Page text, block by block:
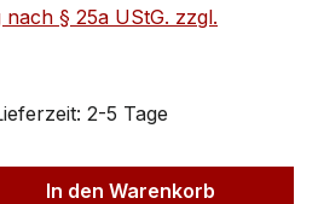
§ 25a UStG. zzgl.
2-5 Tage
In den Warenkorb